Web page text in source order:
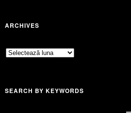
ARCHIVES
Archives
SEARCH BY KEYWORDS